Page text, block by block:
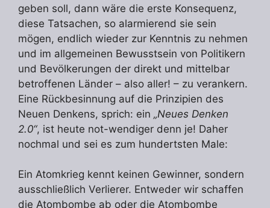
geben soll, dann wäre die erste Konsequenz,
diese Tatsachen, so alarmierend sie sein
mögen, endlich wieder zur Kenntnis zu nehmen
und im allgemeinen Bewusstsein von Politikern
und Bevölkerungen der direkt und mittelbar
betroffenen Länder – also aller! – zu verankern.
Eine Rückbesinnung auf die Prinzipien des
Neuen Denkens, sprich: ein „Neues Denken
2.0“, ist heute not-wendiger denn je! Daher
nochmal und sei es zum hundertsten Male:
Ein Atomkrieg kennt keinen Gewinner, sondern
ausschließlich Verlierer. Entweder wir schaffen
die Atombombe ab oder die Atombombe